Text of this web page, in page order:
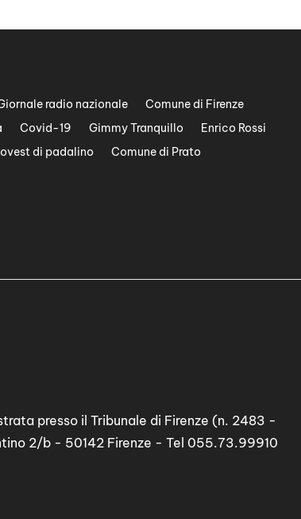
radio nazionale
Comune di Firenze
Covid-19 Gimmy Tranquillo
Enrico Rossi
di padalino
Comune di Prato
presso il Tribunale di Firenze (n. 2483 -
2/b - 50142 Firenze - Tel 055.73.99910